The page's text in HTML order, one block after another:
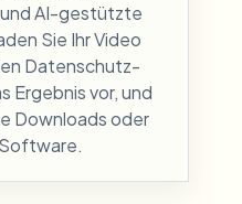
AI-gestützte
Sie Ihr Video
Datenschutz-
Ergebnis vor, und
Downloads oder